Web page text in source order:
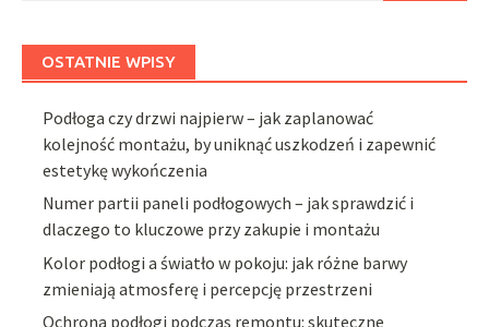
OSTATNIE WPISY
Podłoga czy drzwi najpierw – jak zaplanować
kolejność montażu, by uniknąć uszkodzeń i zapewnić
estetykę wykończenia
Numer partii paneli podłogowych – jak sprawdzić i
dlaczego to kluczowe przy zakupie i montażu
Kolor podłogi a światło w pokoju: jak różne barwy
zmieniają atmosferę i percepcję przestrzeni
Ochrona podłogi podczas remontu: skuteczne